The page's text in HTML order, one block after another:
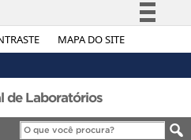
MAPA DO SITE
Simplifique!
Legislação
de Laboratórios